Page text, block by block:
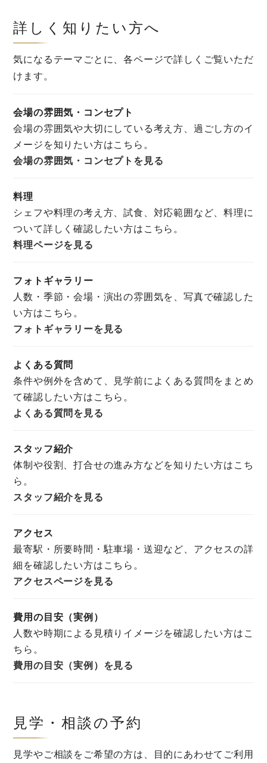
詳しく知りたい方へ
気になるテーマごとに、各ページで詳しくご覧いただ
けます。
会場の雰囲気・コンセプト
会場の雰囲気や大切にしている考え方、過ごし方のイ
メージを知りたい方はこちら。
会場の雰囲気・コンセプトを見る
料理
シェフや料理の考え方、試食、対応範囲など、料理に
ついて詳しく確認したい方はこちら。
料理ページを見る
フォトギャラリー
人数・季節・会場・演出の雰囲気を、写真で確認した
い方はこちら。
フォトギャラリーを見る
よくある質問
条件や例外を含めて、見学前によくある質問をまとめ
て確認したい方はこちら。
よくある質問を見る
スタッフ紹介
体制や役割、打合せの進み方などを知りたい方はこち
ら。
スタッフ紹介を見る
アクセス
最寄駅・所要時間・駐車場・送迎など、アクセスの詳
細を確認したい方はこちら。
アクセスページを見る
費用の目安（実例）
人数や時期による見積りイメージを確認したい方はこ
ちら。
費用の目安（実例）を見る
見学・相談の予約
見学やご相談をご希望の方は、目的にあわせてご利用